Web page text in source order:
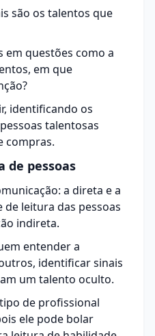
são os talentos que
em questões como a
, em que
identificando os
talentosas
compras.
de pessoas
a direta e a
de leitura das pessoas
indireta.
entender a
identificar sinais
um talento oculto.
de profissional
ele pode bolar